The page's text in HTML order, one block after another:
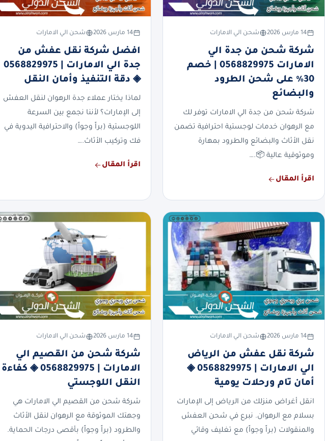
14 مارس 2026 شحن الي الامارات
شركة شحن من جدة الي
الامارات 0568829975 | خصم
30% على شحن الطرود
والبضائع
شركة شحن من جدة الي الامارات توفر لك
مع الرهوان خدمات لوجستية احترافية تضمن
نقل الأثاث والبضائع والطرود بمهارة
وموثوقية عالية 📦.…
اقرأ المقال
14 مارس 2026 شحن الي الامارات
افضل شركة نقل عفش من
جدة الي الامارات | 0568829975
◈ دقة التنفيذ وأمان النقل
لماذا يختار عملاء جدة الرهوان لنقل العفش
إلى الإمارات؟ لأننا نجمع بين السرعة
اللوجستية (براً وجواً) والاحترافية اليدوية في
فك وتركيب الأثاث.…
اقرأ المقال
14 مارس 2026 شحن الي الامارات
شركة نقل عفش من الرياض
الي الامارات | 0568829975 ◈
أمان تام ورحلات يومية
انقل أغراض منزلك من الرياض إلى الإمارات
بسلام مع الرهوان. نبرع في شحن العفش
والمنقولات (براً وجواً) مع تغليف وقائي
14 مارس 2026 شحن الي الامارات
شركة شحن من القصيم الي
الامارات | 0568829975 ◈ كفاءة
النقل اللوجستي
شركة شحن من القصيم الي الامارات هي
وجهتك الموثوقة مع الرهوان لنقل الأثاث
والطرود (براً وجواً) بأقصى درجات الحماية.